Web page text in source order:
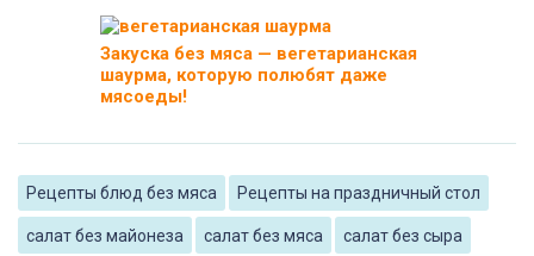
Закуска без мяса — вегетарианская
шаурма, которую полюбят даже
мясоеды!
Рецепты блюд без мяса Рецепты на праздничный стол
салат без майонеза салат без мяса салат без сыра